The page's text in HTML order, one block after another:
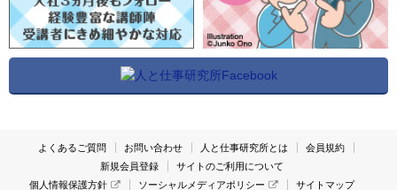
よくあるご質問 お問い合わせ 人と仕事研究所とは
会員規約
新規会員登録
サイトのご利用について
個人情報保護方針
ソーシャルメディアポリシー サイトマップ